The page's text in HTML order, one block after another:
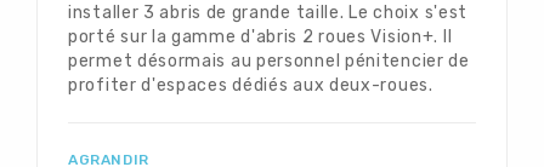
installer 3 abris de grande taille. Le choix s'est
porté sur la gamme d'abris 2 roues Vision+. Il
permet désormais au personnel pénitencier de
profiter d'espaces dédiés aux deux-roues.
AGRANDIR